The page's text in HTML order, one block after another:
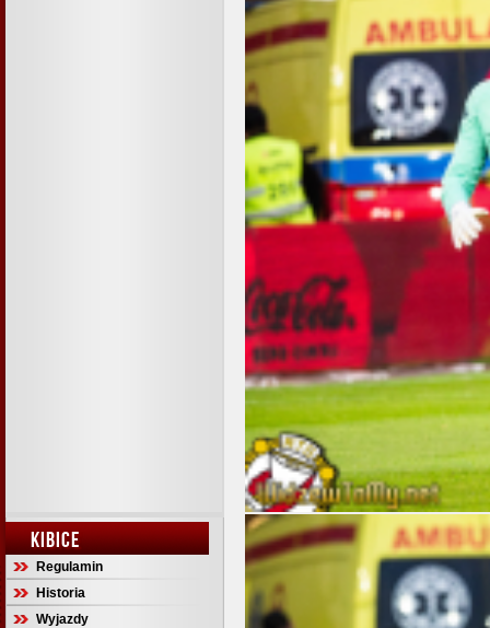
KIBICE
Regulamin
Historia
Wyjazdy